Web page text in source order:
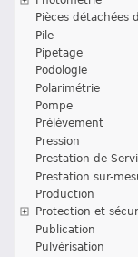
Pièces détachées
Pile
Pipetage
Podologie
Polarimétrie
Pompe
Prélèvement
Pression
Prestation de
Prestation sur-
Production
Protection et
Publication
Pulvérisation